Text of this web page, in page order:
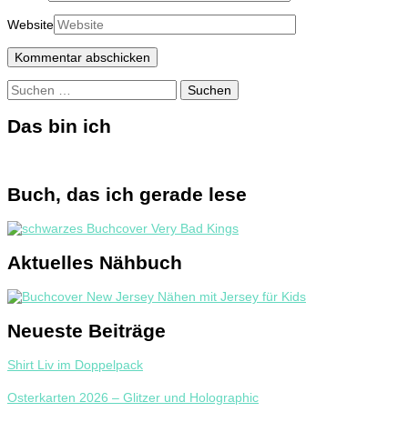
Website
Suchen
nach:
Das bin ich
Buch, das ich gerade lese
Aktuelles Nähbuch
Neueste Beiträge
Shirt Liv im Doppelpack
Osterkarten 2026 – Glitzer und Holographic